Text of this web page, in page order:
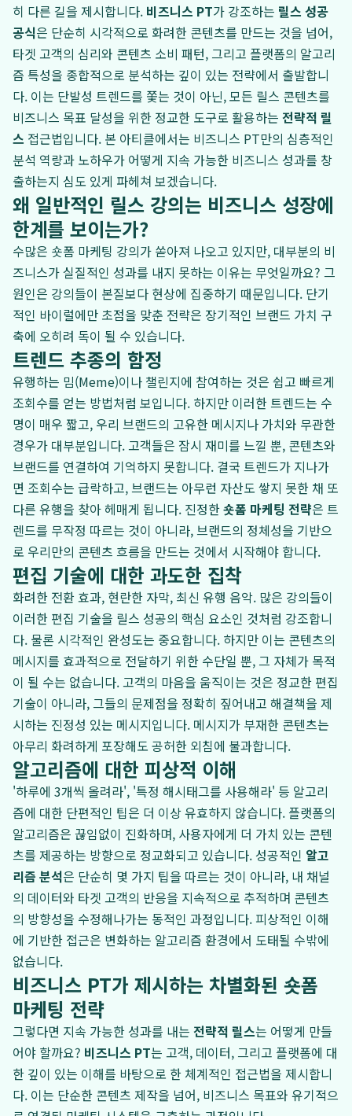
히 다른 길을 제시합니다. 비즈니스 PT가 강조하는 릴스 성공
공식은 단순히 시각적으로 화려한 콘텐츠를 만드는 것을 넘어,
타겟 고객의 심리와 콘텐츠 소비 패턴, 그리고 플랫폼의 알고리
즘 특성을 종합적으로 분석하는 깊이 있는 전략에서 출발합니
다. 이는 단발성 트렌드를 쫓는 것이 아닌, 모든 릴스 콘텐츠를
비즈니스 목표 달성을 위한 정교한 도구로 활용하는 전략적 릴
스 접근법입니다. 본 아티클에서는 비즈니스 PT만의 심층적인
분석 역량과 노하우가 어떻게 지속 가능한 비즈니스 성과를 창
출하는지 심도 있게 파헤쳐 보겠습니다.
왜 일반적인 릴스 강의는 비즈니스 성장에
한계를 보이는가?
수많은 숏폼 마케팅 강의가 쏟아져 나오고 있지만, 대부분의 비
즈니스가 실질적인 성과를 내지 못하는 이유는 무엇일까요? 그
원인은 강의들이 본질보다 현상에 집중하기 때문입니다. 단기
적인 바이럴에만 초점을 맞춘 전략은 장기적인 브랜드 가치 구
축에 오히려 독이 될 수 있습니다.
트렌드 추종의 함정
유행하는 밈(Meme)이나 챌린지에 참여하는 것은 쉽고 빠르게
조회수를 얻는 방법처럼 보입니다. 하지만 이러한 트렌드는 수
명이 매우 짧고, 우리 브랜드의 고유한 메시지나 가치와 무관한
경우가 대부분입니다. 고객들은 잠시 재미를 느낄 뿐, 콘텐츠와
브랜드를 연결하여 기억하지 못합니다. 결국 트렌드가 지나가
면 조회수는 급락하고, 브랜드는 아무런 자산도 쌓지 못한 채 또
다른 유행을 찾아 헤매게 됩니다. 진정한숏폼 마케팅 전략은 트
렌드를 무작정 따르는 것이 아니라, 브랜드의 정체성을 기반으
로 우리만의 콘텐츠 흐름을 만드는 것에서 시작해야 합니다.
편집 기술에 대한 과도한 집착
화려한 전환 효과, 현란한 자막, 최신 유행 음악. 많은 강의들이
이러한 편집 기술을 릴스 성공의 핵심 요소인 것처럼 강조합니
다. 물론 시각적인 완성도는 중요합니다. 하지만 이는 콘텐츠의
메시지를 효과적으로 전달하기 위한 수단일 뿐, 그 자체가 목적
이 될 수는 없습니다. 고객의 마음을 움직이는 것은 정교한 편집
기술이 아니라, 그들의 문제점을 정확히 짚어내고 해결책을 제
시하는 진정성 있는 메시지입니다. 메시지가 부재한 콘텐츠는
아무리 화려하게 포장해도 공허한 외침에 불과합니다.
알고리즘에 대한 피상적 이해
'하루에 3개씩 올려라', '특정 해시태그를 사용해라' 등 알고리
즘에 대한 단편적인 팁은 더 이상 유효하지 않습니다. 플랫폼의
알고리즘은 끊임없이 진화하며, 사용자에게 더 가치 있는 콘텐
츠를 제공하는 방향으로 정교화되고 있습니다. 성공적인 알고
리즘 분석은 단순히 몇 가지 팁을 따르는 것이 아니라, 내 채널
의 데이터와 타겟 고객의 반응을 지속적으로 추적하며 콘텐츠
의 방향성을 수정해나가는 동적인 과정입니다. 피상적인 이해
에 기반한 접근은 변화하는 알고리즘 환경에서 도태될 수밖에
없습니다.
비즈니스 PT가 제시하는 차별화된 숏폼
마케팅 전략
그렇다면 지속 가능한 성과를 내는 전략적 릴스는 어떻게 만들
어야 할까요? 비즈니스 PT는 고객, 데이터, 그리고 플랫폼에 대
한 깊이 있는 이해를 바탕으로 한 체계적인 접근법을 제시합니
다. 이는 단순한 콘텐츠 제작을 넘어, 비즈니스 목표와 유기적으